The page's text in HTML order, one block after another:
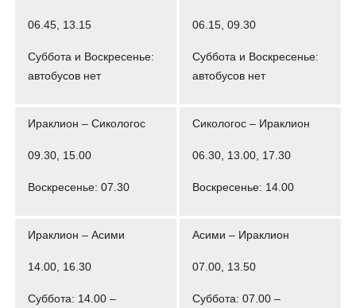
06.45, 13.15
Суббота и Воскресенье:
автобусов нет
06.15, 09.30
Суббота и Воскресенье:
автобусов нет
Ираклион – Сикологос
09.30, 15.00
Воскресенье: 07.30
Сикологос – Ираклион
06.30, 13.00, 17.30
Воскресенье: 14.00
Ираклион – Асими
14.00, 16.30
Суббота: 14.00 –
Асими – Ираклион
07.00, 13.50
Суббота: 07.00 –